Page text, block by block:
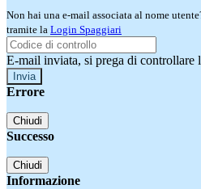
Non hai una e-mail associata al nome
tramite la Login Spaggiari
E-mail inviata, si prega di controllare
Errore
Chiudi
Successo
Chiudi
Informazione